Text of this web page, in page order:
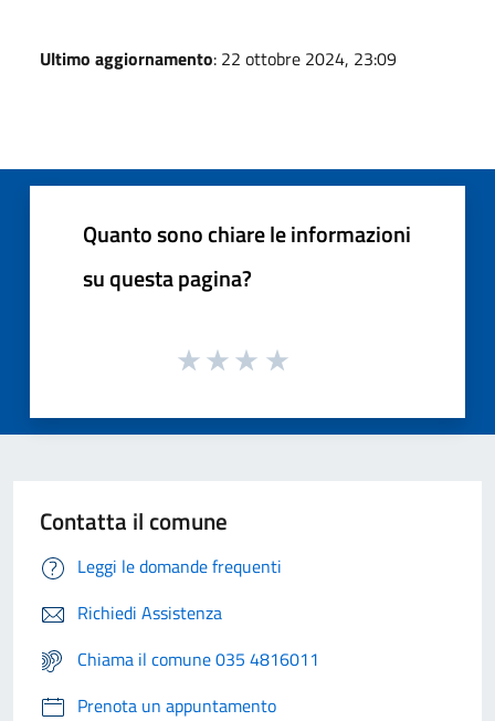
Ultimo aggiornamento: 22 ottobre 2024, 23:09
Quanto sono chiare le informazioni
su questa pagina?
Contatta il comune
Leggi le domande frequenti
Richiedi Assistenza
Chiama il comune 035 4816011
Prenota un appuntamento